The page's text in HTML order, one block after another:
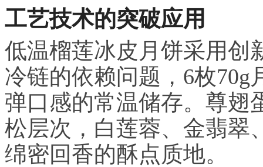
工艺技术的突破应用
低温榴莲冰皮月饼采用创
冷链的依赖问题，6枚70g
弹口感的常温储存。尊翅
松层次，白莲蓉、金翡翠
绵密回香的酥点质地。